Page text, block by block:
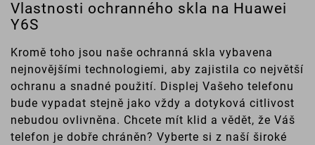
Vlastnosti ochranného skla na Huawei
Y6S
Kromě toho jsou naše ochranná skla vybavena
nejnovějšími technologiemi, aby zajistila co největší
ochranu a snadné použití. Displej Vašeho telefonu
bude vypadat stejně jako vždy a dotyková citlivost
nebudou ovlivněna. Chcete mít klid a vědět, že Váš
telefon je dobře chráněn? Vyberte si z naší široké